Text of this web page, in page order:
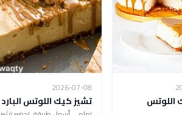
اللوتس
2026-07-08
تشيز كيك اللوتس البارد